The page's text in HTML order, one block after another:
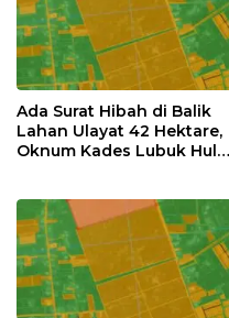
Ada Surat Hibah di Balik
Lahan Ulayat 42 Hektare,
Oknum Kades Lubuk Hulu